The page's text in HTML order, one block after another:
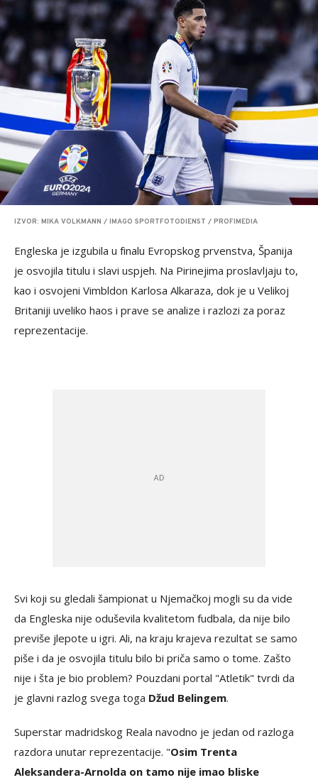
IZVOR: MIKA VOLKMANN / IMAGO SPORTFOTODIENST / PROFIMEDIA
Engleska je izgubila u finalu Evropskog prvenstva, Španija
je osvojila titulu i slavi uspjeh. Na Pirinejima proslavljaju to,
kao i osvojeni Vimbldon Karlosa Alkaraza, dok je u Velikoj
Britaniji uveliko haos i prave se analize i razlozi za poraz
reprezentacije.
Svi koji su gledali šampionat u Njemačkoj mogli su da vide
da Engleska nije oduševila kvalitetom fudbala, da nije bilo
previše jlepote u igri. Ali, na kraju krajeva rezultat se samo
piše i da je osvojila titulu bilo bi priča samo o tome. Zašto
nije i šta je bio problem? Pouzdani portal "Atletik" tvrdi da
je glavni razlog svega toga Džud Belingem.
Superstar madridskog Reala navodno je jedan od razloga
razdora unutar reprezentacije. "Osim Trenta
Aleksandera-Arnolda on tamo nije imao bliske